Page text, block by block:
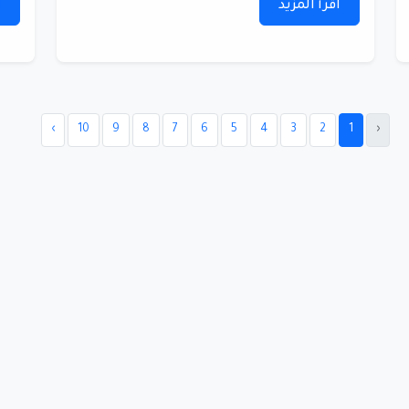
اقرأ المزيد
‹
1
2
3
4
5
6
7
8
9
10
›